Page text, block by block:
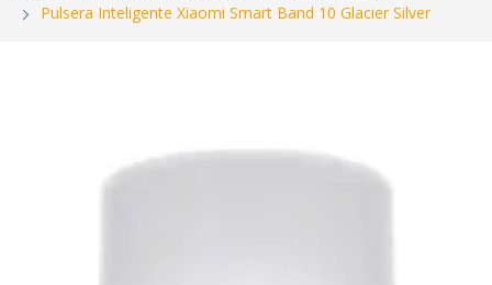
Pulsera Inteligente Xiaomi Smart Band 10 Glacier Silver